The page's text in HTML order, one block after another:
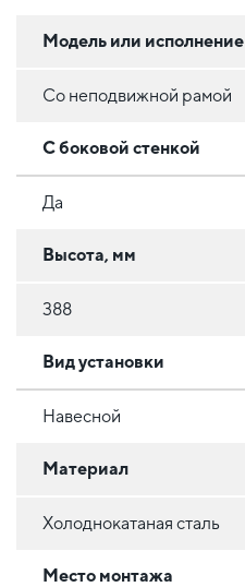
Модель или исполнение
Со неподвижной рамой
С боковой стенкой
Да
Высота, мм
388
Вид установки
Навесной
Материал
Холоднокатаная сталь
Место монтажа